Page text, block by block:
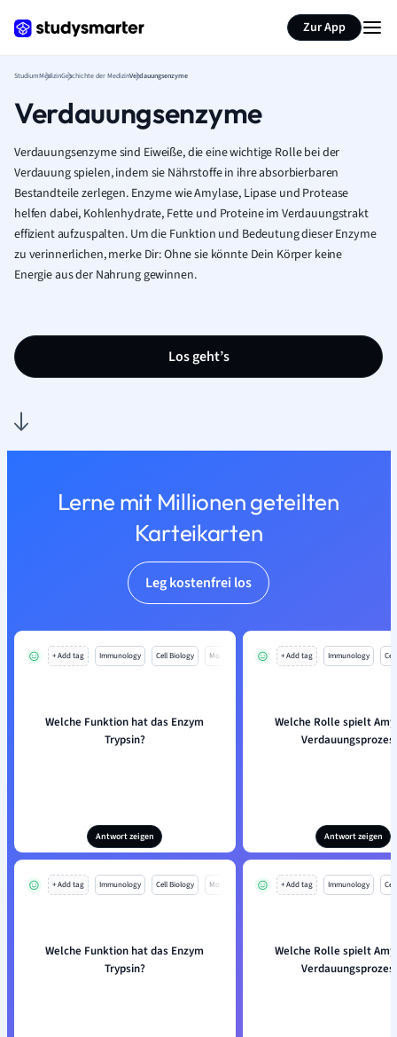
Zur App
StudiumMedizinGeschichte der MedizinVerdauungsenzyme
Verdauungsenzyme
Verdauungsenzyme sind Eiweiße, die eine wichtige Rolle bei der
Verdauung spielen, indem sie Nährstoffe in ihre absorbierbaren
Bestandteile zerlegen. Enzyme wie Amylase, Lipase und Protease
helfen dabei, Kohlenhydrate, Fette und Proteine im Verdauungstrakt
effizient aufzuspalten. Um die Funktion und Bedeutung dieser Enzyme
zu verinnerlichen, merke Dir: Ohne sie könnte Dein Körper keine
Energie aus der Nahrung gewinnen.
Los geht’s
Lerne mit Millionen geteilten
Karteikarten
Leg kostenfrei los
+ Add tag Immunology Cell Biology Mo
Welche Funktion hat das Enzym
Trypsin?
Antwort zeigen
+ Add tag Immunology
Welche Rolle spielt
Antwort zeigen
+ Add tag Immunology Cell Biology Mo
Welche Funktion hat das Enzym
Trypsin?
+ Add tag Immunology
Welche Rolle spielt